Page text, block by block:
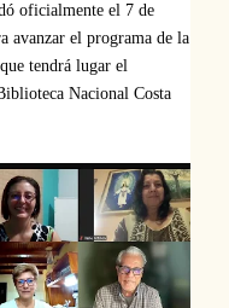
oficialmente el 7 de
avanzar el programa de la
tendrá lugar el
Nacional Costa